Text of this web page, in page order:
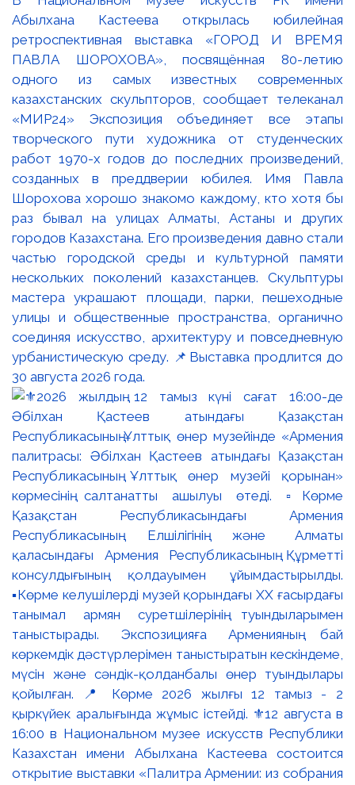
Абылхана Кастеева открылась юбилейная
ретроспективная выставка «ГОРОД И ВРЕМЯ
ПАВЛА ШОРОХОВА», посвящённая 80-летию
одного из самых известных современных
казахстанских скульпторов, сообщает телеканал
«МИР24» Экспозиция объединяет все этапы
творческого пути художника от студенческих
работ 1970-х годов до последних произведений,
созданных в преддверии юбилея. Имя Павла
Шорохова хорошо знакомо каждому, кто хотя бы
раз бывал на улицах Алматы, Астаны и других
городов Казахстана. Его произведения давно стали
частью городской среды и культурной памяти
нескольких поколений казахстанцев. Скульптуры
мастера украшают площади, парки, пешеходные
улицы и общественные пространства, органично
соединяя искусство, архитектуру и повседневную
урбанистическую среду. 📌Выставка продлится до
30 августа 2026 года.